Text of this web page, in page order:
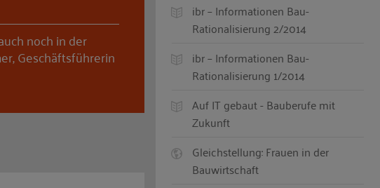
noch in der
Geschäftsführerin
ibr – Informationen Bau-
Rationalisierung 2/2014
ibr – Informationen Bau-
Rationalisierung 1/2014
Auf IT gebaut - Bauberufe mit
Zukunft
Gleichstellung: Frauen in der
Bauwirtschaft